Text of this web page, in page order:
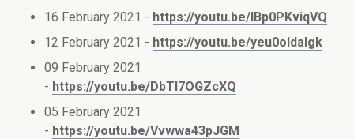
16 February 2021 - https://youtu.be/lBp0PKviqVQ
12 February 2021 - https://youtu.be/yeu0oldalgk
09 February 2021
- https://youtu.be/DbTI7OGZcXQ
05 February 2021
- https://youtu.be/Vvwwa43pJGM